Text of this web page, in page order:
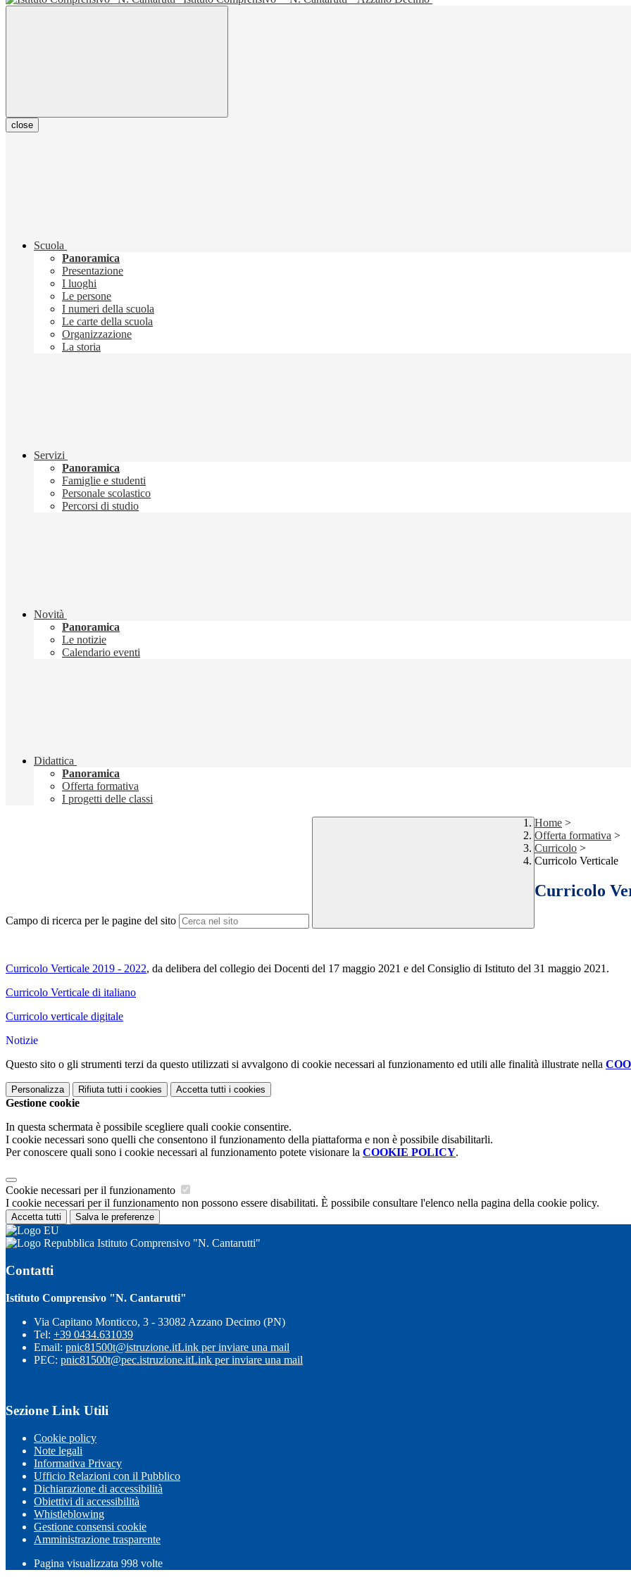
close
Scuola
Panoramica
Presentazione
I luoghi
Le persone
I numeri della scuola
Le carte della scuola
Organizzazione
La storia
Servizi
Panoramica
Famiglie e studenti
Personale scolastico
Percorsi di studio
Novità
Panoramica
Le notizie
Calendario eventi
Didattica
Panoramica
Offerta formativa
I progetti delle classi
Campo di ricerca per le pagine del sito
Home >
Offerta formativa >
Curricolo >
Curricolo Verticale
Curricolo
Curricolo Verticale 2019 - 2022, da delibera del collegio dei Docenti del 17 maggio 2021 e del Consiglio di Istituto del 31 maggio 2021.
Curricolo Verticale di italiano
Curricolo verticale digitale
Notizie
Questo sito o gli strumenti terzi da questo utilizzati si avvalgono di cookie necessari al funzionamento ed utili alle finalità illustrate nella
Personalizza Rifiuta tutti i cookies Accetta tutti i cookies
Gestione cookie
In questa schermata è possibile scegliere quali cookie consentire.
I cookie necessari sono quelli che consentono il funzionamento della piattaforma e non è possibile disabilitarli.
Per conoscere quali sono i cookie necessari al funzionamento potete visionare la COOKIE POLICY.
Cookie necessari per il funzionamento
I cookie necessari per il funzionamento non possono essere disabilitati. È possibile consultare l'elenco nella pagina della cookie policy.
Accetta tutti Salva le preferenze
Istituto Comprensivo "N. Cantarutti"
Contatti
Istituto Comprensivo "N. Cantarutti"
Via Capitano Monticco, 3 - 33082 Azzano Decimo (PN)
Tel: +39 0434.631039
Email: pnic81500t@istruzione.itLink per inviare una mail
PEC: pnic81500t@pec.istruzione.itLink per inviare una mail
Sezione Link Utili
Cookie policy
Note legali
Informativa Privacy
Ufficio Relazioni con il Pubblico
Dichiarazione di accessibilità
Obiettivi di accessibilità
Whistleblowing
Gestione consensi cookie
Amministrazione trasparente
Pagina visualizzata 998 volte